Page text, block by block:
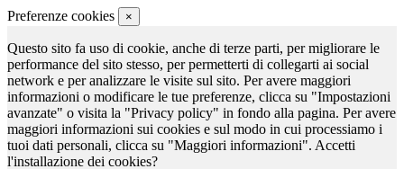
Preferenze cookies ×
Questo sito fa uso di cookie, anche di terze parti, per migliorare le
performance del sito stesso, per permetterti di collegarti ai social
network e per analizzare le visite sul sito. Per avere maggiori
informazioni o modificare le tue preferenze, clicca su "Impostazioni
avanzate" o visita la "Privacy policy" in fondo alla pagina. Per avere
maggiori informazioni sui cookies e sul modo in cui processiamo i
tuoi dati personali, clicca su "Maggiori informazioni". Accetti
l'installazione dei cookies?